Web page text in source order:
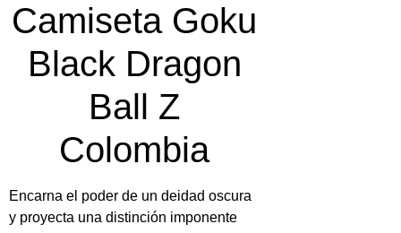
Camiseta Goku
Black Dragon
Ball Z
Colombia
Encarna el poder de un deidad oscura
y proyecta una distinción imponente